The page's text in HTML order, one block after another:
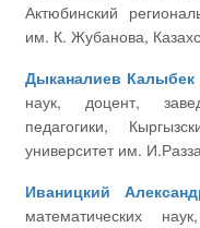
Актюбинский
им. К. Жубанова,
Дыканалиев
наук, доцент,
педагогики,
университет им.
Иваницкий
математических